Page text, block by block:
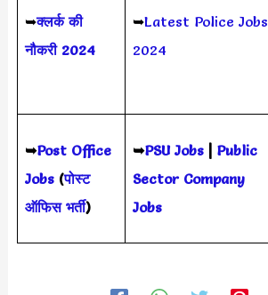
➥क्लर्क की
नौकरी 2024
➥Latest Police Jobs
2024
➥Post Office
Jobs(पोस्ट
ऑफिस भर्ती)
➥PSU Jobs| Public
Sector Company
Jobs